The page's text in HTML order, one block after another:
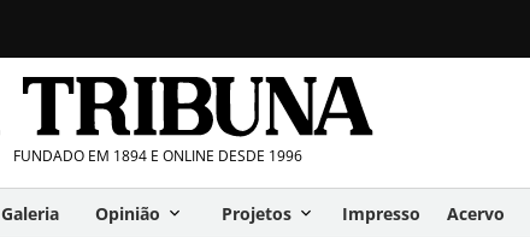
FUNDADO EM 1894 E ONLINE DESDE 1996
Galeria Opinião Projetos Impresso Acervo